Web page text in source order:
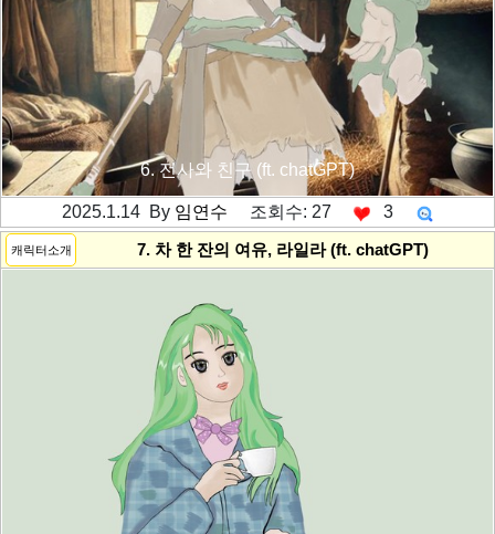
6. 전사와 친구 (ft. chatGPT)
2025.1.14 By 임연수 조회수: 27 3
캐릭터소개 7. 차 한 잔의 여유, 라일라 (ft. chatGPT)